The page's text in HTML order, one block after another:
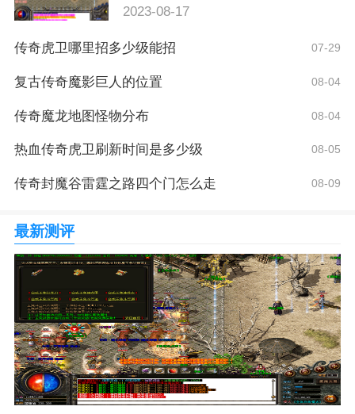
2023-08-17
传奇虎卫哪里招多少级能招 07-29
复古传奇魔影巨人的位置 08-04
传奇魔龙地图怪物分布 08-04
热血传奇虎卫刷新时间是多少级 08-05
传奇封魔谷雷霆之路四个门怎么走 08-09
最新测评